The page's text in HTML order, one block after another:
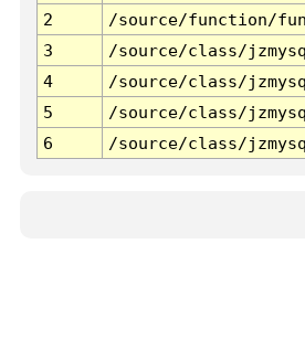
2
/source/function/
3
/source/class/
4
/source/class/
5
/source/class/
6
/source/class/